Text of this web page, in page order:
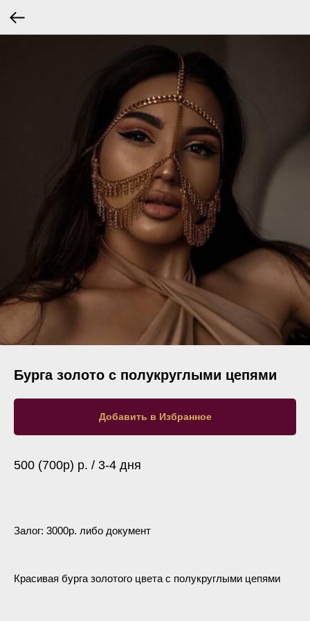
Бурга золото с полукруглыми цепями
Добавить в Избранное
500 (700р) р. / 3-4 дня
Залог: 3000р. либо документ
Красивая бурга золотого цвета с полукруглыми цепями